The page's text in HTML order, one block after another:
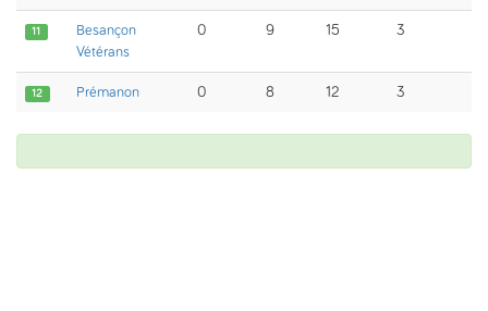
11
Besançon
Vétérans
0 9 15 3
12 Prémanon 0 8 12 3